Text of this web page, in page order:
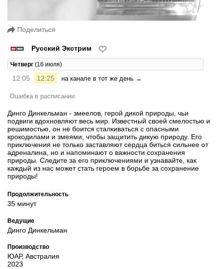
Поделиться
Русский Экстрим
Четверг (16 июля)
12:05 12:25 на канале в тот же день →
Ошибка в расписании
Динго Динкельман - змеелов, герой дикой природы, чьи
подвиги вдохновляют весь мир. Известный своей смелостью и
решимостью, он не боится сталкиваться с опасными
крокодилами и змеями, чтобы защитить дикую природу. Его
приключения не только заставляют сердца биться сильнее от
адреналина, но и напоминают о важности сохранения
природы. Следите за его приключениями и узнавайте, как
каждый из нас может стать героем в борьбе за сохранение
природы!
Продолжительность
35 минут
Ведущие
Динго Динкельман
Производство
ЮАР, Австралия
2023